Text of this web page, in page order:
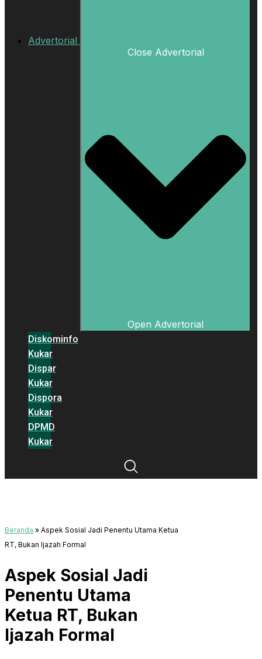
Advertorial
Close Advertorial
Open Advertorial
Diskominfo
Kukar
Dispar
Kukar
Dispora
Kukar
DPMD
Kukar
Beranda » Aspek Sosial Jadi Penentu Utama Ketua
RT, Bukan Ijazah Formal
Aspek Sosial Jadi
Penentu Utama
Ketua RT, Bukan
Ijazah Formal